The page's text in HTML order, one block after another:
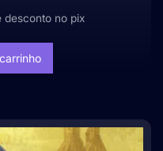
desconto no pix